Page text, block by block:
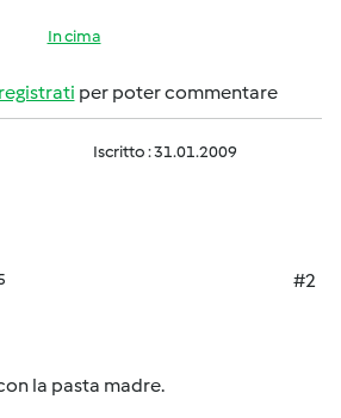
In cima
registrati per poter commentare
Iscritto : 31.01.2009
#2
la pasta madre.